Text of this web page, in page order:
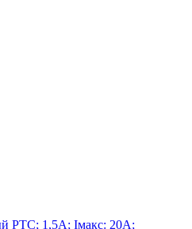
PTC; 1,5А; Iмакс: 20А;